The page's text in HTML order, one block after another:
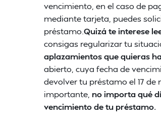
vencimiento, en el caso de
mediante tarjeta, puedes
préstamo. Quizá te interese
consigas regularizar tu
aplazamientos que quieras
abierto, cuya fecha de
devolver tu préstamo el 17
importante, no importa qué
vencimiento de tu préstamo.